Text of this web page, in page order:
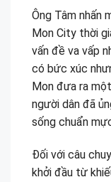
Ông Tâm nhấn
Mon City thời
vấn đề va vấp
có bức xúc
Mon đưa ra
người dân đã
sống chuẩn
Đối với câu
khởi đầu từ